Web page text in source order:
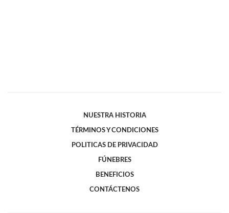
NUESTRA HISTORIA
TÉRMINOS Y CONDICIONES
POLITICAS DE PRIVACIDAD
FÚNEBRES
BENEFICIOS
CONTÁCTENOS